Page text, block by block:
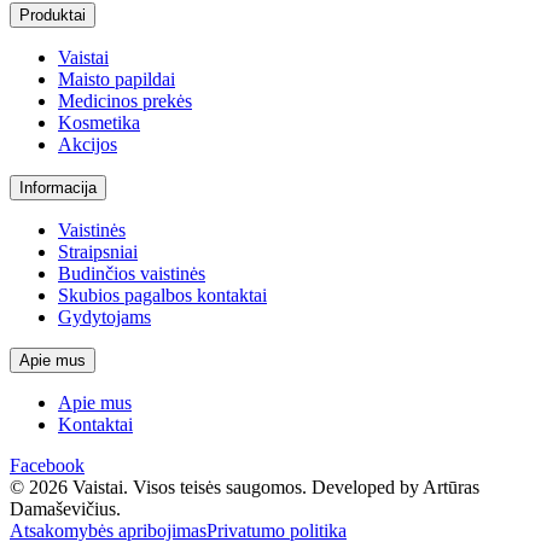
Produktai
Vaistai
Maisto papildai
Medicinos prekės
Kosmetika
Akcijos
Informacija
Vaistinės
Straipsniai
Budinčios vaistinės
Skubios pagalbos kontaktai
Gydytojams
Apie mus
Apie mus
Kontaktai
Facebook
© 2026 Vaistai. Visos teisės saugomos. Developed by Artūras
Damaševičius.
Atsakomybės apribojimasPrivatumo politika